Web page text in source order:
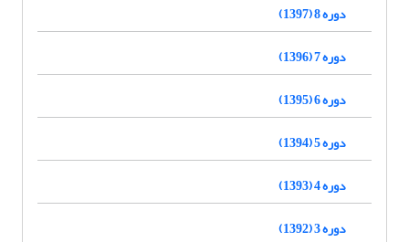
دوره 8 (1397)
دوره 7 (1396)
دوره 6 (1395)
دوره 5 (1394)
دوره 4 (1393)
دوره 3 (1392)